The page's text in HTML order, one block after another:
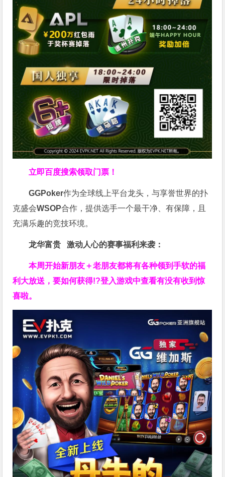
立即百度搜索领取门票！
GGPoker作为全球线上平台龙头，与享誉世界的扑
克盛会WSOP合作，提供选手一个最干净、有保障，且
充满乐趣的竞技环境。
龙华富贵 激动人心的赛事福利来袭：
本周开始新朋友＋老朋友都将有各种领到手软的福
利大放送，要如何获得!?登入游戏中查看有没有收到惊
喜啦。